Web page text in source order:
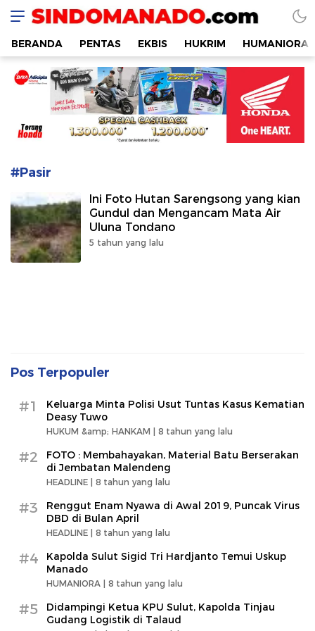
SINDOMANADO
Informatif dan Edukatif
BERANDA PENTAS EKBIS HUKRIM HUMANIORA
#Pasir
Ini Foto Hutan Sarengsong yang kian
Gundul dan Mengancam Mata Air
Uluna Tondano
5 tahun yang lalu
Pos Terpopuler
#1
Keluarga Minta Polisi Usut Tuntas Kasus Kematian
Deasy Tuwo
HUKUM &amp; HANKAM | 8 tahun yang lalu
#2
FOTO : Membahayakan, Material Batu Berserakan
di Jembatan Malendeng
HEADLINE | 8 tahun yang lalu
#3
Renggut Enam Nyawa di Awal 2019, Puncak Virus
DBD di Bulan April
HEADLINE | 8 tahun yang lalu
#4
Kapolda Sulut Sigid Tri Hardjanto Temui Uskup
Manado
HUMANIORA | 8 tahun yang lalu
#5
Didampingi Ketua KPU Sulut, Kapolda Tinjau
Gudang Logistik di Talaud